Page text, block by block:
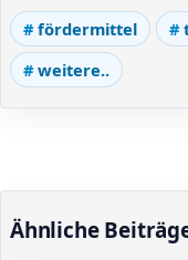
fördermittel
weitere..
Ähnliche